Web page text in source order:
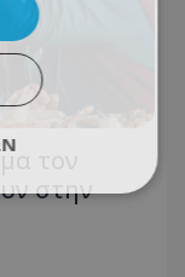
τον
στην